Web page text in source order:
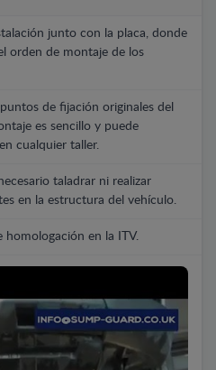
junto con la placa, donde
orden de montaje de los
de fijación originales del
es sencillo y puede
cualquier taller.
taladrar ni realizar
en la estructura del vehículo.
homologación en la ITV.